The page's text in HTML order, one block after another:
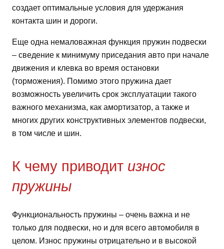
создает оптимальные условия для удержания
контакта шин и дороги.
Еще одна немаловажная функция пружин подвески
– сведение к минимуму приседания авто при начале
движения и клевка во время остановки
(торможения). Помимо этого пружина дает
возможность увеличить срок эксплуатации такого
важного механизма, как амортизатор, а также и
многих других конструктивных элементов подвески,
в том числе и шин.
К чему приводит износ
пружины
Функциональность пружины – очень важна и не
только для подвески, но и для всего автомобиля в
целом. Износ пружины отрицательно и в высокой